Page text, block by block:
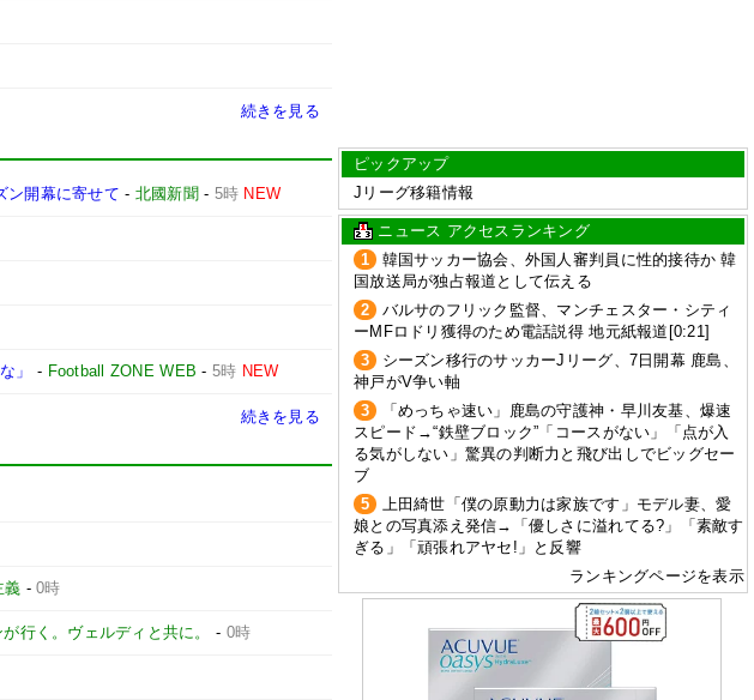
続きを見る
ン開幕に寄せて - 北國新聞 - 5時 NEW
」 - Football ZONE WEB - 5時 NEW
続きを見る
義 -0時
行く。ヴェルディと共に。 - 0時
ピックアップ
Jリーグ移籍情報
ニュース アクセスランキング
1
韓国サッカー協会、外国人審判員に性的接待か 韓
国放送局が独占報道として伝える
2
バルサのフリック監督、マンチェスター・シティ
ーMFロドリ獲得のため電話説得 地元紙報道[0:21]
3
シーズン移行のサッカーJリーグ、7日開幕 鹿島、
神戸がV争い軸
3
「めっちゃ速い」鹿島の守護神・早川友基、爆速
スピード→“鉄壁ブロック”「コースがない」「点が入
る気がしない」驚異の判断力と飛び出しでビッグセー
ブ
5
上田綺世「僕の原動力は家族です」モデル妻、愛
娘との写真添え発信→「優しさに溢れてる?」「素敵す
ぎる」「頑張れアヤセ!」と反響
ランキングページを表示